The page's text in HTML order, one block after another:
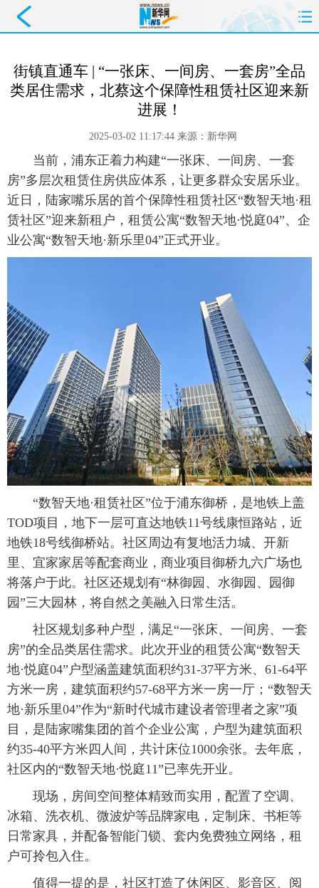
科创 产经 金融 旅游
体育 健康 图片 信息
廉政 原创 长三角
街镇直通车 | “一张床、一间房、一套房”全品
类居住需求，北蔡这个保障性租赁社区迎来新
进展！
2025-03-02 11:17:44 来源： 新华网
当前，浦东正着力构建“一张床、一间房、一套
房”多层次租赁住房供应体系，让更多群众安居乐业。
近日，陆家嘴乐居的首个保障性租赁社区“数智天地·租
赁社区”迎来新租户，租赁公寓“数智天地·悦庭04”、企
业公寓“数智天地·新乐里04”正式开业。
“数智天地·租赁社区”位于浦东御桥，是地铁上盖
TOD项目，地下一层可直达地铁11号线康恒路站，近
地铁18号线御桥站。社区周边有复地活力城、开新
里、宜家家居等配套商业，商业项目御桥九六广场也
将落户于此。社区还规划有“林御园、水御园、园御
园”三大园林，将自然之美融入日常生活。
社区规划多种户型，满足“一张床、一间房、一套
房”的全品类居住需求。此次开业的租赁公寓“数智天
地·悦庭04”户型涵盖建筑面积约31-37平方米、61-64平
方米一房，建筑面积约57-68平方米一房一厅；“数智天
地·新乐里04”作为“新时代城市建设者管理者之家”项
目，是陆家嘴集团的首个企业公寓，户型为建筑面积
约35-40平方米四人间，共计床位1000余张。去年底，
社区内的“数智天地·悦庭11”已率先开业。
现场，房间空间整体精致而实用，配置了空调、
冰箱、洗衣机、微波炉等品牌家电，定制床、书柜等
日常家具，并配备智能门锁、套内免费独立网络，租
户可拎包入住。
值得一提的是，社区打造了休闲区、影音区、阅